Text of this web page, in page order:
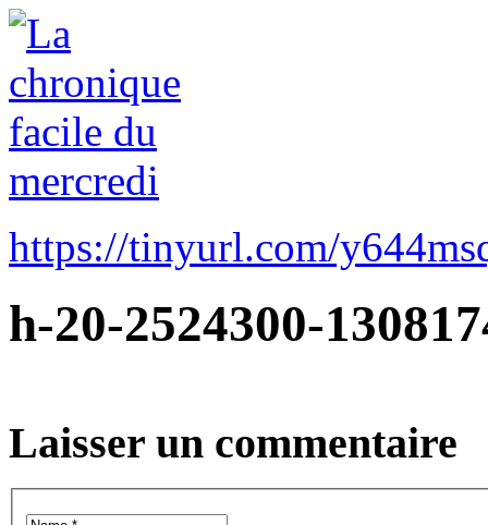
https://tinyurl.com/
h-20-2524300-
Laisser un commentaire